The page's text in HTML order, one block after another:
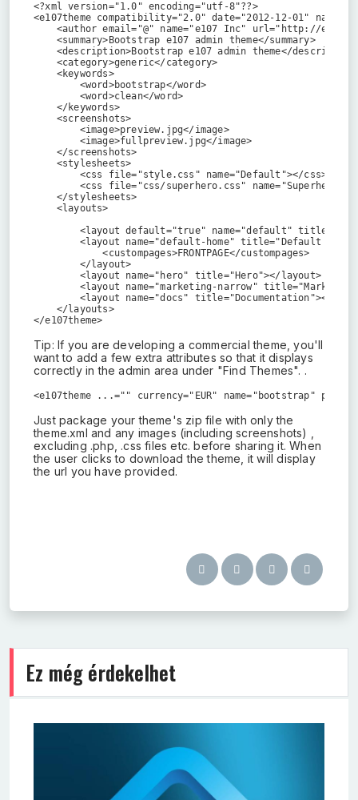
<?xml version="1.0" encoding="utf-8"??>
<e107theme compatibility="2.0" date="2012-12-01"
<author email="@" name="e107 Inc" url="http://
    <summary>Bootstrap e107 admin theme</summary>
<description>Bootstrap e107 admin theme</
    <category>generic</category>
    <keywords>
        <word>bootstrap</word>
        <word>clean</word>
    </keywords>
    <screenshots>
        <image>preview.jpg</image>
        <image>fullpreview.jpg</image>
    </screenshots>
    <stylesheets>
        <css file="style.css" name="Default"></css>
<css file="css/superhero.css"
    </stylesheets>
    <layouts>
<layout default="true" name="default"
<layout name="default-home" title="Default
            <custompages>FRONTPAGE</custompages>
        </layout>
        <layout name="hero" title="Hero"></layout>
<layout name="marketing-narrow"
<layout name="docs" title="Documentation"></
    </layouts>
</e107theme>
Tip: If you are developing a commercial theme, you'll
want to add a few extra attributes so that it displays
correctly in the admin area under "Find Themes". .
<e107theme ...="" currency="EUR" name="bootstrap"
Just package your theme's zip file with only the
theme.xml and any images (including screenshots) ,
excluding .php, .css files etc. before sharing it. When
the user clicks to download the theme, it will display
the url you have provided.
Ez még érdekelhet